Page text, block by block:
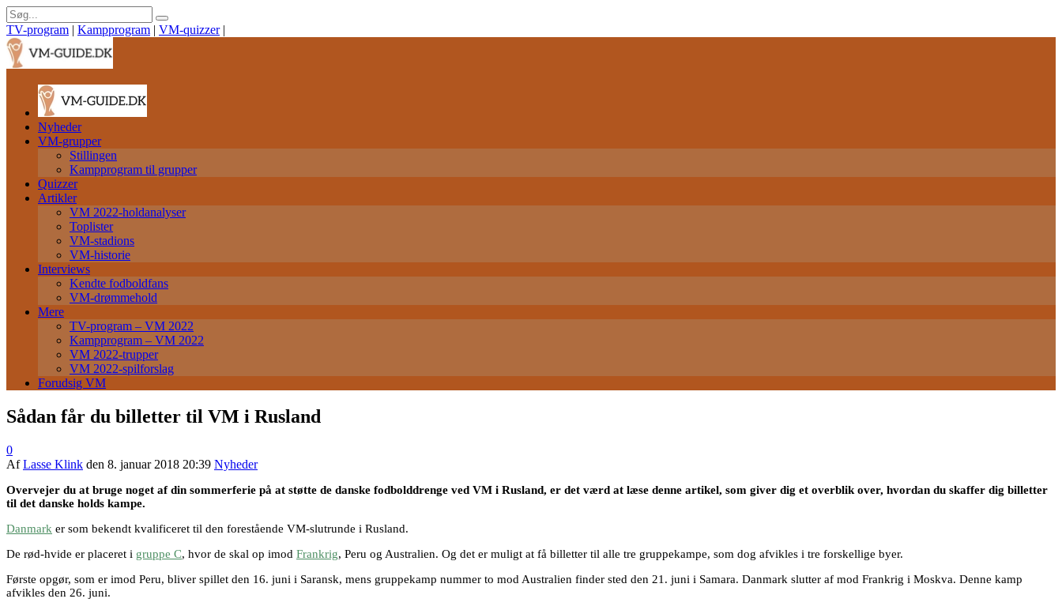
TV-program | Kampprogram | VM-quizzer |
Nyheder
VM-grupper
Stillingen
Kampprogram til grupper
Quizzer
Artikler
VM 2022-holdanalyser
Toplister
VM-stadions
VM-historie
Interviews
Kendte fodboldfans
VM-drømmehold
Mere
TV-program – VM 2022
Kampprogram – VM 2022
VM 2022-trupper
VM 2022-spilforslag
Forudsig VM
Sådan får du billetter til VM i Rusland
0
AfLasse Klink den 8. januar 2018 20:39 Nyheder
Overvejer du at bruge noget af din sommerferie på at støtte de danske fodbolddrenge ved VM i Rusland, er det værd at læse denne artikel, som giver dig et overblik over, hvordan du skaffer dig billetter
til det danske holds kampe.
Danmark er som bekendt kvalificeret til den forestående VM-slutrunde i Rusland.
De rød-hvide er placeret i gruppe C, hvor de skal op imod Frankrig, Peru og Australien. Og det er muligt at få billetter til alle tre gruppekampe, som dog afvikles i tre forskellige byer.
Første opgør, som er imod Peru, bliver spillet den 16. juni i Saransk, mens gruppekamp nummer to mod Australien finder sted den 21. juni i Samara. Danmark slutter af mod Frankrig i Moskva. Denne kamp
afvikles den 26. juni.